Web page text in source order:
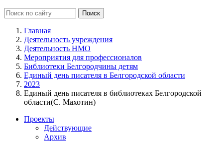
Главная
Деятельность учреждения
Деятельность НМО
Мероприятия для профессионалов
Библиотеки Белгородчины детям
Единый день писателя в Белгородской области
2023
Единый день писателя в библиотеках Белгородской
области(С. Махотин)
Проекты
Действующие
Архив